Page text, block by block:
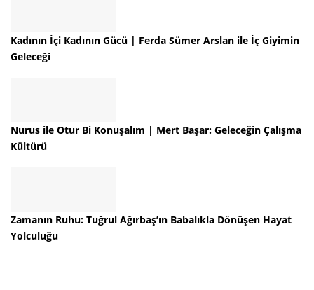
Kadının İçi Kadının Gücü | Ferda Sümer Arslan ile İç Giyimin
Geleceği
Nurus ile Otur Bi Konuşalım | Mert Başar: Geleceğin Çalışma
Kültürü
Zamanın Ruhu: Tuğrul Ağırbaş’ın Babalıkla Dönüşen Hayat
Yolculuğu